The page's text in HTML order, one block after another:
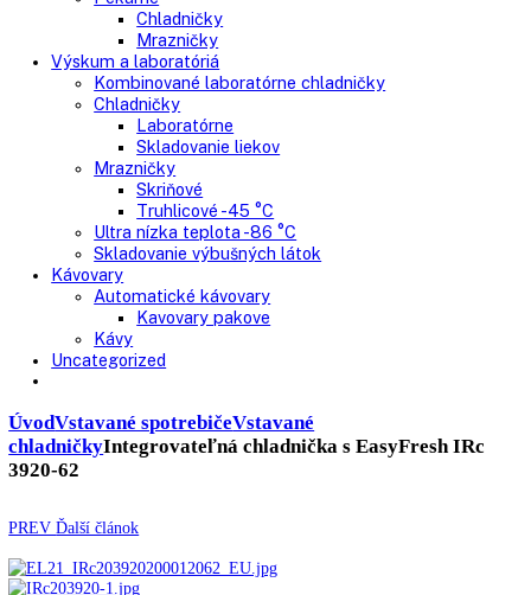
Truhlicové mrazničky
Chladnie nápojov
Skriňové
Truhlicové
Vinotéky
Pekárne
Chladničky
Mrazničky
Výskum a laboratóriá
Kombinované laboratórne chladničky
Chladničky
Laboratórne
Mrazničky
Truhlicové -45 °C
Ultra nízka teplota -86 °C
Skladovanie výbušných látok
Kávy
Uncategorized